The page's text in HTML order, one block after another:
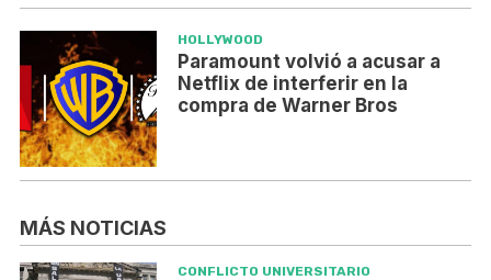
HOLLYWOOD
Paramount volvió a acusar a
Netflix de interferir en la
compra de Warner Bros
MÁS NOTICIAS
CONFLICTO UNIVERSITARIO